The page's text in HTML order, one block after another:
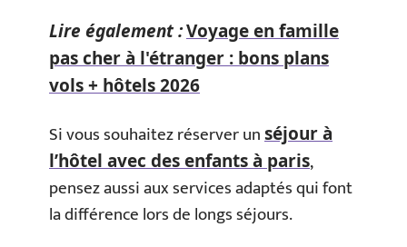
Lire également :Voyage en famille
pas cher à l'étranger : bons plans
vols + hôtels 2026
Si vous souhaitez réserver unséjour à
l’hôtel avec des enfants à paris,
pensez aussi aux services adaptés qui font
la différence lors de longs séjours.